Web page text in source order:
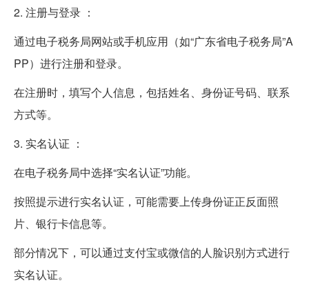
2. 注册与登录 ：
通过电子税务局网站或手机应用（如“广东省电子税务局”A
PP）进行注册和登录。
在注册时，填写个人信息，包括姓名、身份证号码、联系
方式等。
3. 实名认证 ：
在电子税务局中选择“实名认证”功能。
按照提示进行实名认证，可能需要上传身份证正反面照
片、银行卡信息等。
部分情况下，可以通过支付宝或微信的人脸识别方式进行
实名认证。